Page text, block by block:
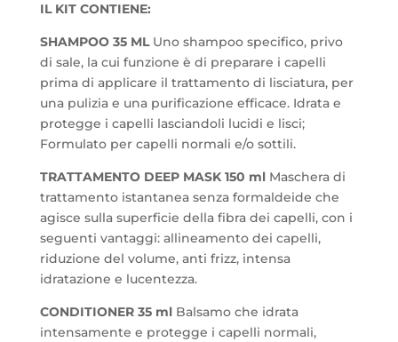
IL KIT CONTIENE:
SHAMPOO 35 MLUno shampoo specifico, privo
di sale, la cui funzione è di preparare i capelli
prima di applicare il trattamento di lisciatura, per
una pulizia e una purificazione efficace. Idrata e
protegge i capelli lasciandoli lucidi e lisci;
Formulato per capelli normali e/o sottili.
TRATTAMENTO DEEP MASK 150 mlMaschera di
trattamento istantanea senza formaldeide che
agisce sulla superficie della fibra dei capelli, con i
seguenti vantaggi: allineamento dei capelli,
riduzione del volume, anti frizz, intensa
idratazione e lucentezza.
CONDITIONER 35 mlBalsamo che idrata
intensamente e protegge i capelli normali,